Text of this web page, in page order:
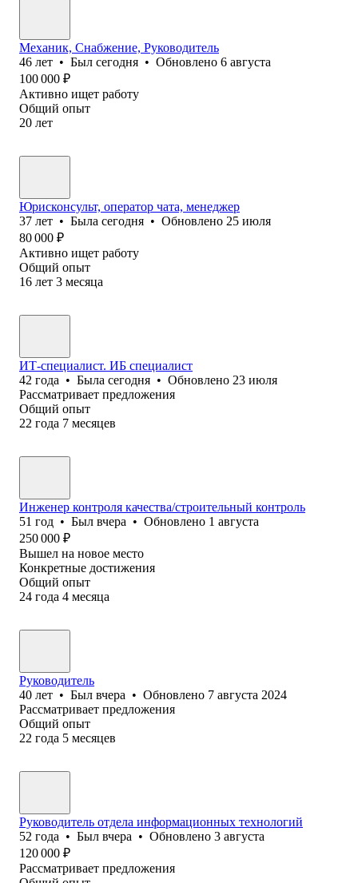
Механик, Снабжение, Руководитель
46 лет • Был сегодня • Обновлено 6 августа
100 000 ₽
Активно ищет работу
Общий опыт
20 лет
Юрисконсульт, оператор чата, менеджер
37 лет • Была сегодня • Обновлено 25 июля
80 000 ₽
Активно ищет работу
Общий опыт
16 лет 3 месяца
ИТ-специалист. ИБ специалист
42 года • Была сегодня • Обновлено 23 июля
Рассматривает предложения
Общий опыт
22 года 7 месяцев
Инженер контроля качества/строительный контроль
51 год • Был вчера • Обновлено 1 августа
250 000 ₽
Вышел на новое место
Конкретные достижения
Общий опыт
24 года 4 месяца
Руководитель
40 лет • Был вчера • Обновлено 7 августа 2024
Рассматривает предложения
Общий опыт
22 года 5 месяцев
Руководитель отдела информационных технологий
52 года • Был вчера • Обновлено 3 августа
120 000 ₽
Рассматривает предложения